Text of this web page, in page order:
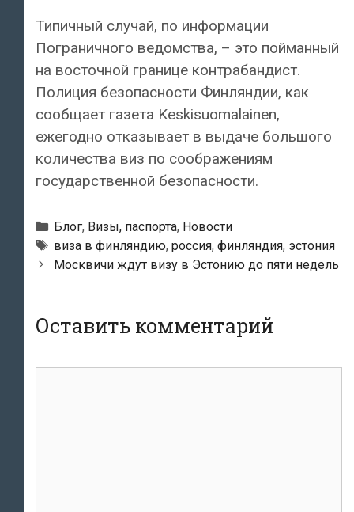
Типичный случай, по информации
Пограничного ведомства, – это пойманный
на восточной границе контрабандист.
Полиция безопасности Финляндии, как
сообщает газета Keskisuomalainen,
ежегодно отказывает в выдаче большого
количества виз по соображениям
государственной безопасности.
Рубрики
Блог, Визы, паспорта, Новости
Метки
виза в финляндию, россия, финляндия, эстония
Навигация
Москвичи ждут визу в Эстонию до пяти недель
Оставить комментарий